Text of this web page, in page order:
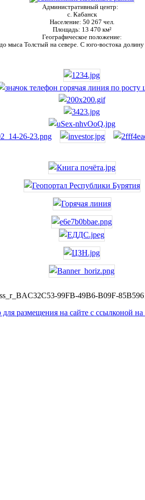
Административный центр:
с. Кабанск
Население: 50 267 чел.
Площадь: 13 470 км²
Географическое положение:
Толстый на севере. С юго-востока